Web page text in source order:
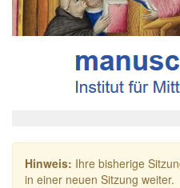
Hinweis: Ihre bisherige
in einer neuen Sitzung weiter.